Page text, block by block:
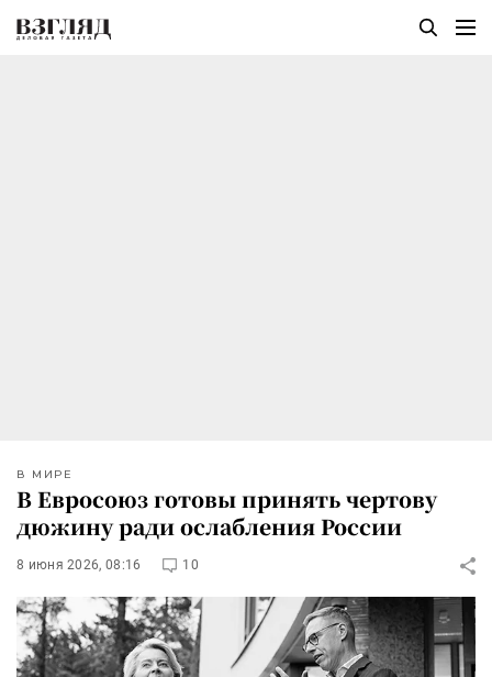
В МИРЕ
В Евросоюз готовы принять чертову
дюжину ради ослабления России
8 июня 2026, 08:16 10